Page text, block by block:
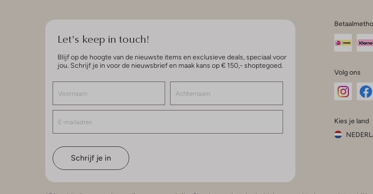
Let's keep in touch!
Blijf op de hoogte van de nieuwste items en exclusieve deals, speciaal voor
jou. Schrijf je in voor de nieuwsbrief en maak kans op € 150,- shoptegoed.
Schrijf je in
Volg ons
Kies je land